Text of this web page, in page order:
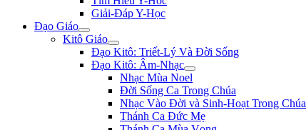
Giải-Đáp Y-Học
Đạo Giáo
Kitô Giáo
Đạo Kitô: Triết-Lý Và Đời Sống
Đạo Kitô: Âm-Nhạc
Nhạc Mùa Noel
Đời Sống Ca Trong Chúa
Nhạc Vào Đời và Sinh-Hoạt Trong Chúa
Thánh Ca Đức Mẹ